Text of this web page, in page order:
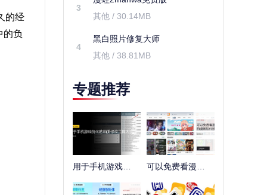
的经
的负
3
其他 / 30.14MB
4
黑白照片修复大师
其他 / 38.81MB
专题推荐